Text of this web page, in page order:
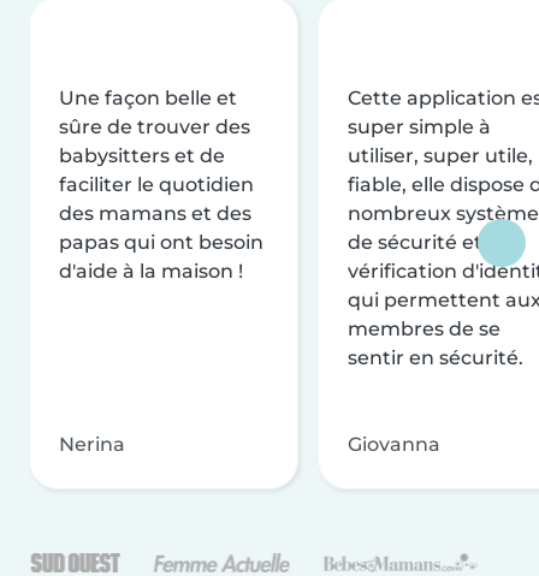
Une façon belle et
sûre de trouver des
babysitters et de
faciliter le quotidien
des mamans et des
papas qui ont besoin
d'aide à la maison !
Nerina
Cette application
super simple à
utiliser, super utile,
fiable, elle dispose
nombreux
de sécurité et de
vérification
qui permettent
membres de se
sentir en sécurité.
Giovanna